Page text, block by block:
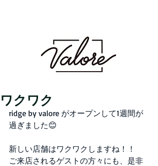
鹿児島美容室 デザイン 似合わせ パ
ーマ メンズパーマ 波巻き スパイラル ツイスト
ツイスパ ピンパーマ ダウンパーマ カラー ダブル
カラー ハイトーン ブリーチ １ブリーチ メッシュ
メッシュキャップ ホワイト シルバー ベージュ ミル
ワクワク
ridge by valore がオープンして1週間が
過ぎました😊
新しい店舗はワクワクしますね！！
ご来店されるゲストの方々にも、是非